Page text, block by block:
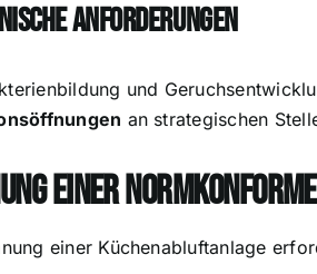
Anforderungen
und
an strategischen
einer
einer Küchenabluftanlage